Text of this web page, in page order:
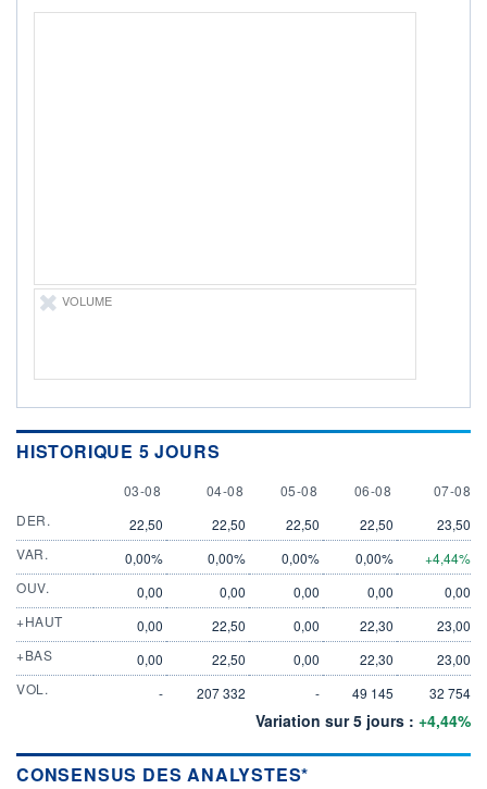
23,000 23,000
DIVIDENDE
0,00 GBX
DERNIER
-
Non éligible
Boursobank
+ PORTEFEUILLE + LISTE
VOLUME
HISTORIQUE 5 JOURS
3 AUGUST
03-08 4 AUGUST
04-08 5 AUGUST
05-08 6 AUGUST
06-08 7
07-08
DER.
22,50 22,50 22,50 22,50
23,50
VAR.
0,00% 0,00% 0,00% 0,00%
+4,44%
OUV.
0,00 0,00 0,00 0,00
0,00
+HAUT
0,00 22,50 0,00 22,30
23,00
+BAS
0,00 22,50 0,00 22,30
23,00
VOL.
- 207 332 - 49 145 32 754
Variation sur 5 jours : +4,44%
CONSENSUS DES ANALYSTES*